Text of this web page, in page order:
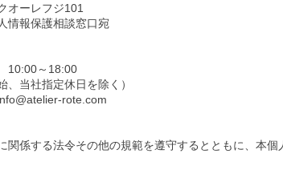
オーレフジ101
報保護相談窓口宛
10:00～18:00
、当社指定休日を除く）
rote.com
関係する法令その他の規範を遵守するとともに、本